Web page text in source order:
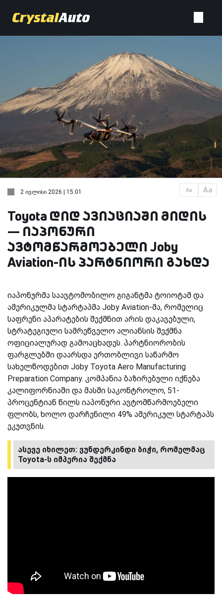
Aa Aa
2 ივლისი 2026 | 15:01
Toyota დიდ ავიაციაში მიდის
— იაპონური
ავტომწარმოებელი Joby
Aviation-ის პარტნიორი გახდა
იაპონურმა საავტომობილო გიგანტმა ტოიოტამ და
ამერიკულმა სტარტაპმა Joby Aviation-მა, რომელიც
საფრენი აპარატების შექმნით არის დაკავებული,
სტრატეგიული სამრეწველო ალიანსის შექმნა
ოფიციალურად გამოაცხადეს. პარტნიორობის
ფარგლებში დაარსდა ერთობლივი საწარმო
სახელწოდებით Joby Toyota Aero Manufacturing
Preparation Company. კომპანია ბაზირებული იქნება
კალიფორნიაში და მასში საკონტროლო, 51-
პროცენტიან წილს იაპონური ავტომწარმოებელი
ფლობს, ხოლო დარჩენილი 49% ამერიკულ სტარტაპს
ეკუთვნის.
ასევე იხილეთ: ვუნდერკინდი ბიჭი, რომელმაც
Toyota-ს იმპერია შექმნა